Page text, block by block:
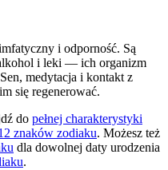
i odporność. Są
i leki — ich organizm
medytacja i kontakt z
się regenerować.
do pełnej charakterystyki
znaków zodiaku. Możesz też
dla dowolnej daty urodzenia
.